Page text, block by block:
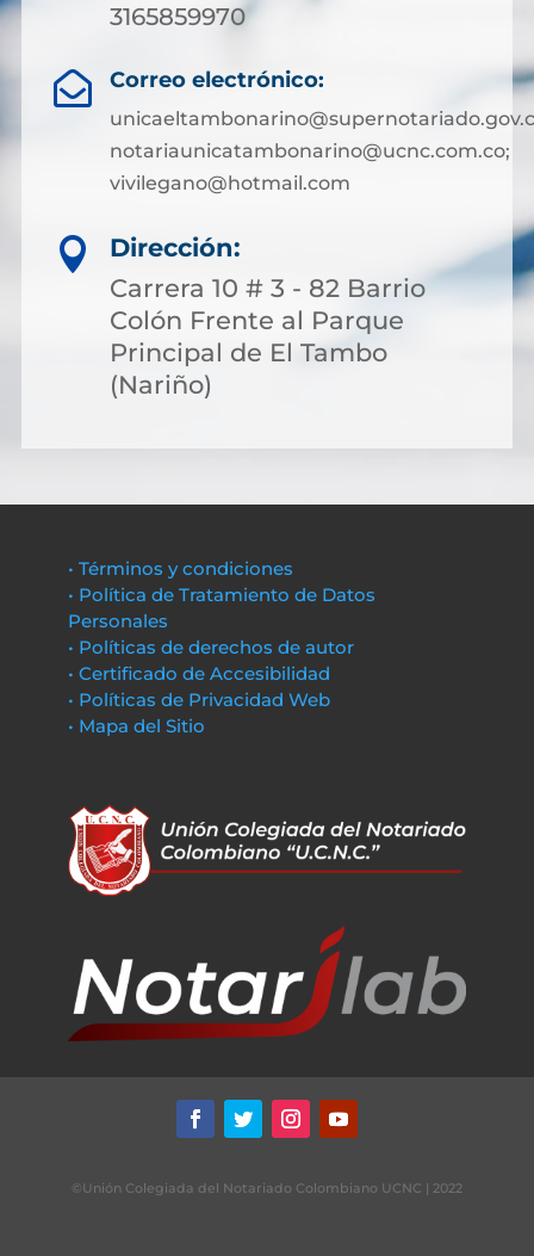
3165859970
 Correo electrónico:
notariaunicatambonarino@ucnc.com.co;
vivilegano@hotmail.com

Dirección:
Carrera 10 # 3 - 82 Barrio
Colón Frente al Parque
Principal de El Tambo
(Nariño)
• Términos y condiciones
• Política de Tratamiento de Datos
Personales
• Políticas de derechos de autor
• Certificado de Accesibilidad
• Políticas de Privacidad Web
• Mapa del Sitio
©Unión Colegiada del Notariado Colombiano UCNC | 2022